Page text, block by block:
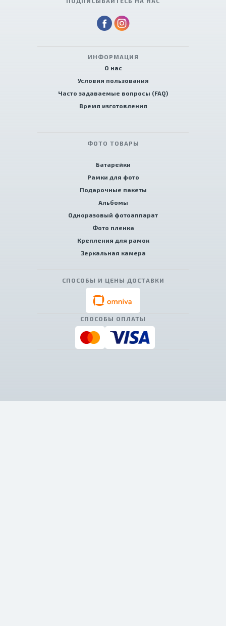
ИНФОРМАЦИЯ
О нас
Условия пользования
Часто задаваемые вопросы (FAQ)
Время изготовления
ФОТО ТОВАРЫ
Батарейки
Рамки для фото
Подарочные пакеты
Альбомы
Одноразовый фотоаппарат
Фото пленка
Крепления для рамок
Зеркальная камера
СПОСОБЫ И ЦЕНЫ ДОСТАВКИ
СПОСОБЫ ОПЛАТЫ